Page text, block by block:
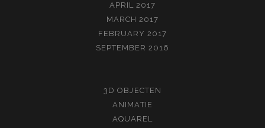
APRIL 2017
MARCH 2017
FEBRUARY 2017
SEPTEMBER 2016
3D OBJECTEN
ANIMATIE
AQUAREL